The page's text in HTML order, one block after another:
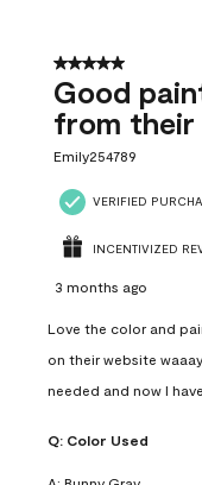
5 out of 5 stars.
Good
from their
Emily254789
VERIFIED
INCENTIVIZED
3 months ago
Love the color and
on their website
needed and now I
Q: Color Used